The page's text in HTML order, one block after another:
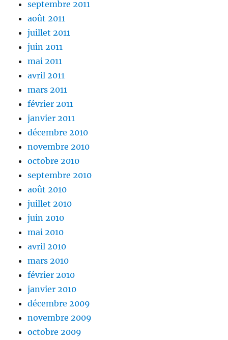
septembre 2011
août 2011
juillet 2011
juin 2011
mai 2011
avril 2011
mars 2011
février 2011
janvier 2011
décembre 2010
novembre 2010
octobre 2010
septembre 2010
août 2010
juillet 2010
juin 2010
mai 2010
avril 2010
mars 2010
février 2010
janvier 2010
décembre 2009
novembre 2009
octobre 2009